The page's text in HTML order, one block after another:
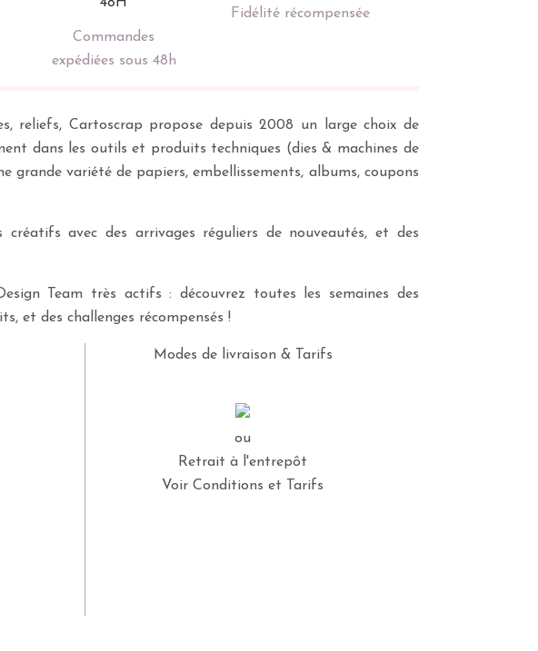
Commandes
expédiées sous 48h
Fidélité récompensée
reliefs, Cartoscrap propose depuis 2008 un large choix de
dans les outils et produits techniques (dies & machines de
grande variété de papiers, embellissements, albums, coupons
avec des arrivages réguliers de nouveautés, et des
Team très actifs : découvrez toutes les semaines des
et des challenges récompensés !
Modes de livraison & Tarifs
ou
Retrait à l'entrepôt
Voir Conditions et Tarifs